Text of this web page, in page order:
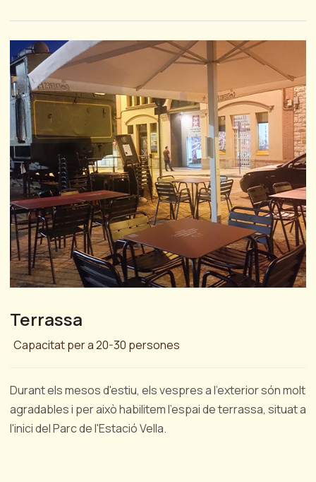
Terrassa
Capacitat per a 20-30 persones
Durant els mesos d'estiu, els vespres a l'exterior són molt
agradables i per això habilitem l'espai de terrassa, situat a
l'inici del Parc de l'Estació Vella.